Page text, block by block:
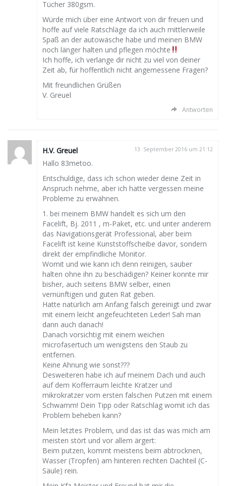
Tücher 380gsm.
Würde mich über eine Antwort von dir freuen und
hoffe auf viele Ratschläge da ich auch mittlerweile
Spaß an der autowäsche habe und meinen BMW
noch länger halten und pflegen möchte
Ich hoffe, ich verlange dir nicht zu viel von deiner
Zeit ab, für hoffentlich nicht angemessene Fragen?
Mit freundlichen Grüßen
V. Greuel
Antworten
H.V. Greuel 13. September 2016 um 21:12
Hallo 83metoo.
Entschuldige, dass ich schon wieder deine Zeit in
Anspruch nehme, aber ich hatte vergessen meine
Probleme zu erwähnen.
1. bei meinem BMW handelt es sich um den
Facelift, Bj. 2011 , m-Paket, etc. und unter anderem
das Navigationsgerät Professional, aber beim
Facelift ist keine Kunststoffscheibe davor, sondern
direkt der empfindliche Monitor.
Womit und wie kann ich denn reinigen, sauber
halten ohne ihn zu beschädigen? Keiner konnte mir
bisher, auch seitens BMW selber, einen
vernünftigen und guten Rat geben.
Hatte natürlich am Anfang falsch gereinigt und zwar
mit einem leicht angefeuchteten Leder! Sah man
dann auch danach!
Danach vorsichtig mit einem weichen
microfasertuch um wenigstens den Staub zu
entfernen.
Keine Ahnung wie sonst???
Desweiteren habe ich auf meinem Dach und auch
auf dem Kofferraum leichte Kratzer und
mikrokratzer vom ersten falschen Putzen mit einem
Schwamm! Dein Tipp oder Ratschlag womit ich das
Problem beheben kann?
Mein letztes Problem, und das ist das was mich am
meisten stört und vor allem ärgert:
Beim putzen, kommt meistens beim abtrocknen,
Wasser (Tropfen) am hinteren rechten Dachteil (C-
Säule) rein.